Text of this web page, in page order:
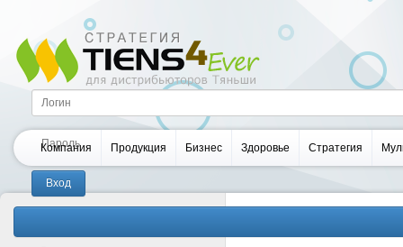
Компания Продукция Бизнес Здоровье Стратегия